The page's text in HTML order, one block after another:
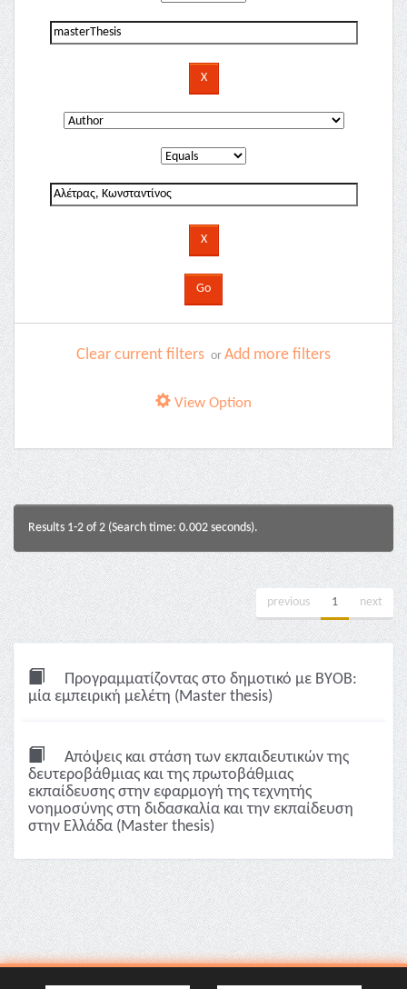
Clear current filters or Add more filters
View Option
Results 1-2 of 2 (Search time: 0.002 seconds).
previous 1 next
Προγραμματίζοντας στο δημοτικό με ΒΥΟΒ:
μία εμπειρική μελέτη (Master thesis)
Απόψεις και στάση των εκπαιδευτικών της
δευτεροβάθμιας και της πρωτοβάθμιας
εκπαίδευσης στην εφαρμογή της τεχνητής
νοημοσύνης στη διδασκαλία και την εκπαίδευση
στην Ελλάδα (Master thesis)